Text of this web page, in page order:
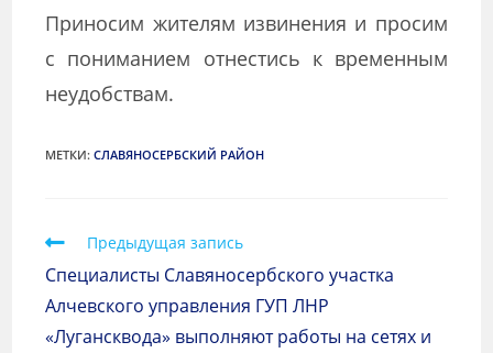
Приносим жителям извинения и просим
с пониманием отнестись к временным
неудобствам.
МЕТКИ:СЛАВЯНОСЕРБСКИЙ РАЙОН
Предыдущая запись
Специалисты Славяносербского участка
Алчевского управления ГУП ЛНР
«Лугансквода» выполняют работы на сетях и